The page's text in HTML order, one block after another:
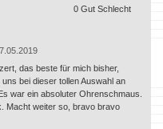
das beste für mich bisher,
bei dieser tollen Auswahl an
war ein absoluter Ohrenschmaus.
Macht weiter so, bravo bravo
0 Gut Schlecht